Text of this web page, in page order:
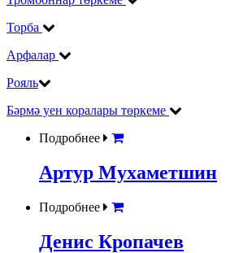
Торба
Арфалар
Рояль
Бәрмә уен коралары төркеме
Подробнее
Артур Мухаметшин
Подробнее
Денис Кропачев